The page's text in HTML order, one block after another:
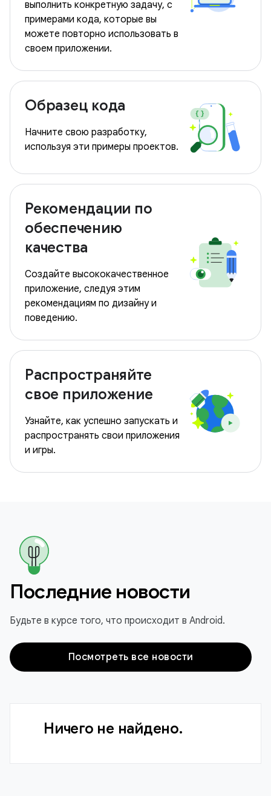
выполнить конкретную задачу, с
примерами кода, которые вы
можете повторно использовать в
своем приложении.
Образец кода
Начните свою разработку,
используя эти примеры проектов.
Рекомендации по
обеспечению
качества
Создайте высококачественное
приложение, следуя этим
рекомендациям по дизайну и
поведению.
Распространяйте
свое приложение
Узнайте, как успешно запускать и
распространять свои приложения
и игры.
Последние новости
Будьте в курсе того, что происходит в Android.
Посмотреть все новости
Ничего не найдено.